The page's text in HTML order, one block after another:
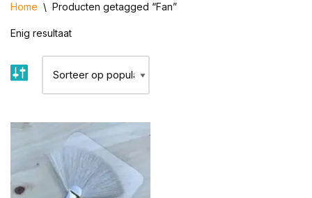
Home \ Producten getagged “Fan”
Enig resultaat